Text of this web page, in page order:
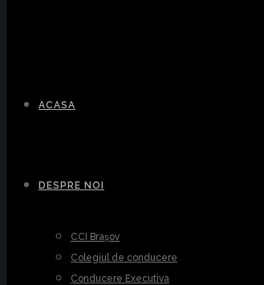
ACASA
DESPRE NOI
CCI Brașov
Colegiul de conducere
Conducere Executiva